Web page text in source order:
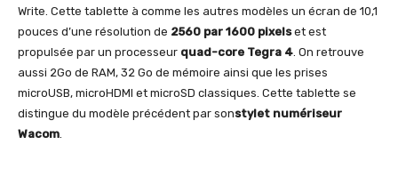
Write. Cette tablette à comme les autres modèles un écran de 10,1
pouces d’une résolution de 2560 par 1600 pixelset est
propulsée par un processeur quad-core Tegra 4 . On retrouve
aussi 2Go de RAM, 32 Go de mémoire ainsi que les prises
microUSB, microHDMI et microSD classiques. Cette tablette se
distingue du modèle précédent par sonstylet numériseur
Wacom